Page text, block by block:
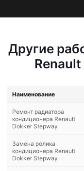
Другие
Наименование
Ремонт радиатора
кондиционера Renault
Dokker Stepway
Замена ролика
кондиционера Renault
Dokker Stepway